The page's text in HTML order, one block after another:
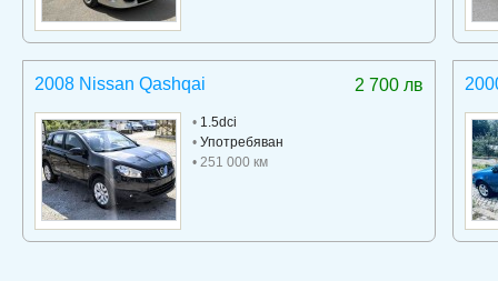
2 700 лв
2008 Nissan Qashqai
• 1.5dci
• Употребяван
• 251 000 км